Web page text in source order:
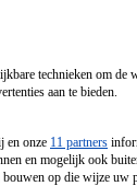
technieken om de
aan te bieden.
en onze 11 partners
en mogelijk ook
op die wijze uw